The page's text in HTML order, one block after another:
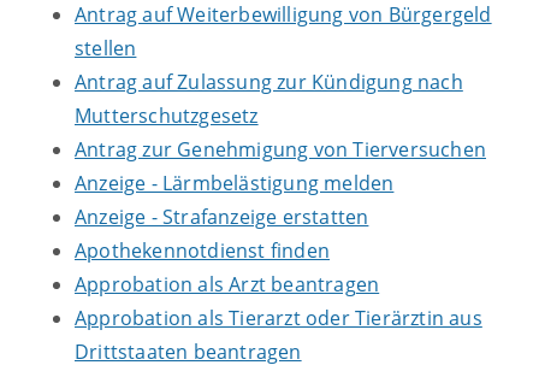
Antrag auf Weiterbewilligung von Bürgergeld
stellen
Antrag auf Zulassung zur Kündigung nach
Mutterschutzgesetz
Antrag zur Genehmigung von Tierversuchen
Anzeige - Lärmbelästigung melden
Anzeige - Strafanzeige erstatten
Apothekennotdienst finden
Approbation als Arzt beantragen
Approbation als Tierarzt oder Tierärztin aus
Drittstaaten beantragen